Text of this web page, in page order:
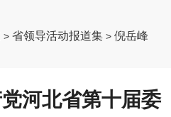
>省领导活动报道集 >倪岳峰
河北省第十届委